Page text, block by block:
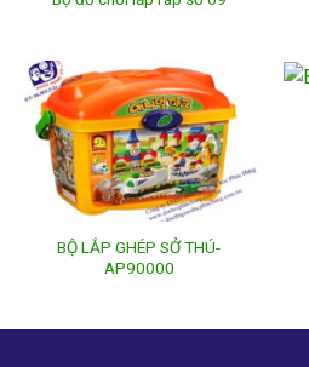
BỘ LẮP GHÉP SỞ THÚ-
AP90000